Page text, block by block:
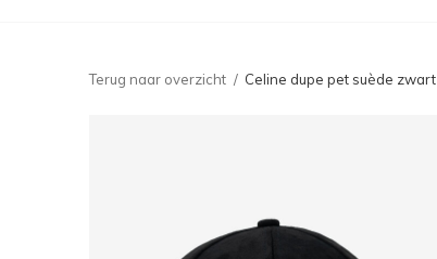
Terug naar overzicht Celine dupe pet suède zwart